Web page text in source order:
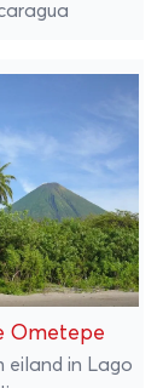
Ometepe
eiland in Lago